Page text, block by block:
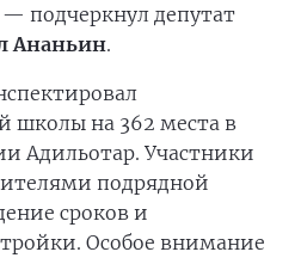
подчеркнул депутат
Ананьин.
школы на 362 места в
Адильотар. Участники
подрядной
сроков и
Особое внимание